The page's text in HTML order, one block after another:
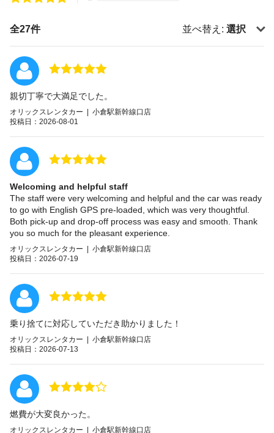
全27件 並べ替え: 選択
親切丁寧で大満足でした。
オリックスレンタカー | 小倉駅新幹線口店
投稿日：2026-08-01
Welcoming and helpful staff
The staff were very welcoming and helpful and the car was ready
to go with English GPS pre-loaded, which was very thoughtful.
Both pick-up and drop-off process was easy and smooth. Thank
you so much for the pleasant experience.
オリックスレンタカー | 小倉駅新幹線口店
投稿日：2026-07-19
乗り捨てに対応していただき助かりました！
オリックスレンタカー | 小倉駅新幹線口店
投稿日：2026-07-13
燃費が大変良かった。
オリックスレンタカー | 小倉駅新幹線口店